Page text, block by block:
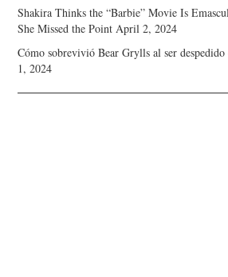
Shakira Thinks the “Barbie” Movie Is
She Missed the Point April 2, 2024
Cómo sobrevivió Bear Grylls al ser
1, 2024